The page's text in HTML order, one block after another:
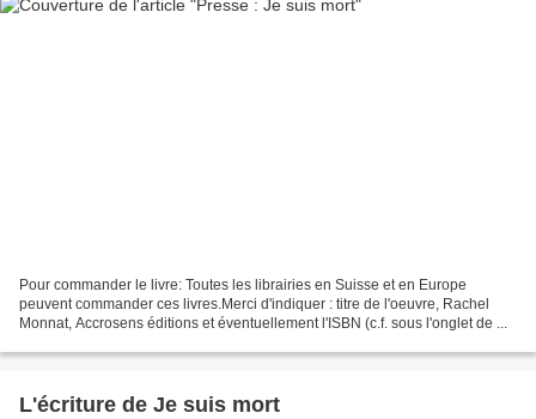
Pour commander le livre: Toutes les librairies en Suisse et en Europe
peuvent commander ces livres.Merci d'indiquer : titre de l'oeuvre, Rachel
Monnat, Accrosens éditions et éventuellement l'ISBN (c.f. sous l'onglet de ...
L'écriture de Je suis mort